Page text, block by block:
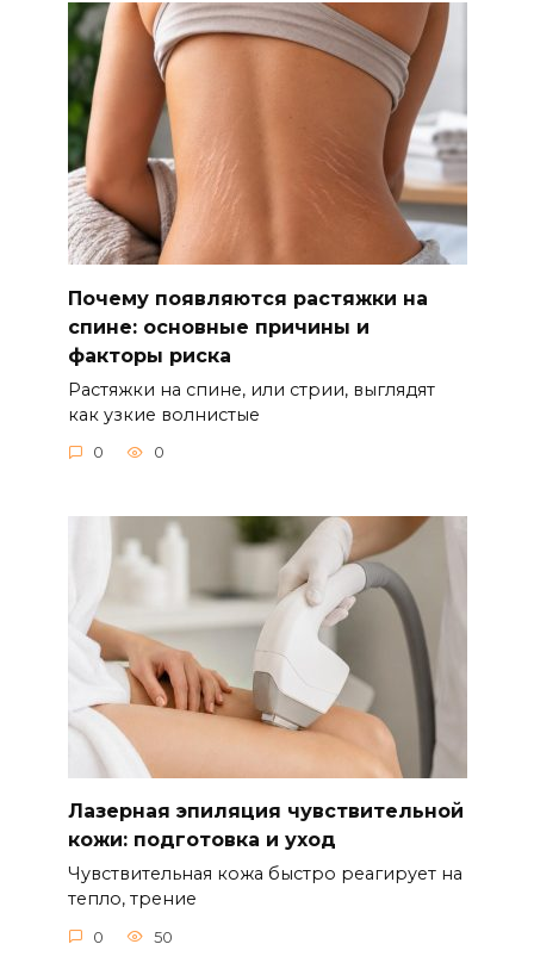
Почему появляются растяжки на
спине: основные причины и
факторы риска
Растяжки на спине, или стрии, выглядят
как узкие волнистые
0 0
Лазерная эпиляция чувствительной
кожи: подготовка и уход
Чувствительная кожа быстро реагирует на
тепло, трение
0 50